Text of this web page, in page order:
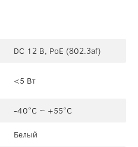
DC 12 В, PoE (802.3af)
<5 Вт
-40°C ~ +55°C
Белый